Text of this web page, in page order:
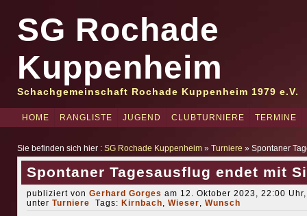
SG Rochade
Kuppenheim
Schachgemeinschaft Rochade Kuppenheim 1979 e.V.
HOME RANGLISTE JUGEND CLUBTURNIERE TERMINE
Sie befinden sich hier : SG Rochade Kuppenheim» Turniere » Spontaner
Spontaner Tagesausflug endet mit
publiziert von Gerhard Gorges am 12. Oktober 2023, 22:00 Uhr,
unter Turniere Tags: Kirnbach, Wieser, Wunsch